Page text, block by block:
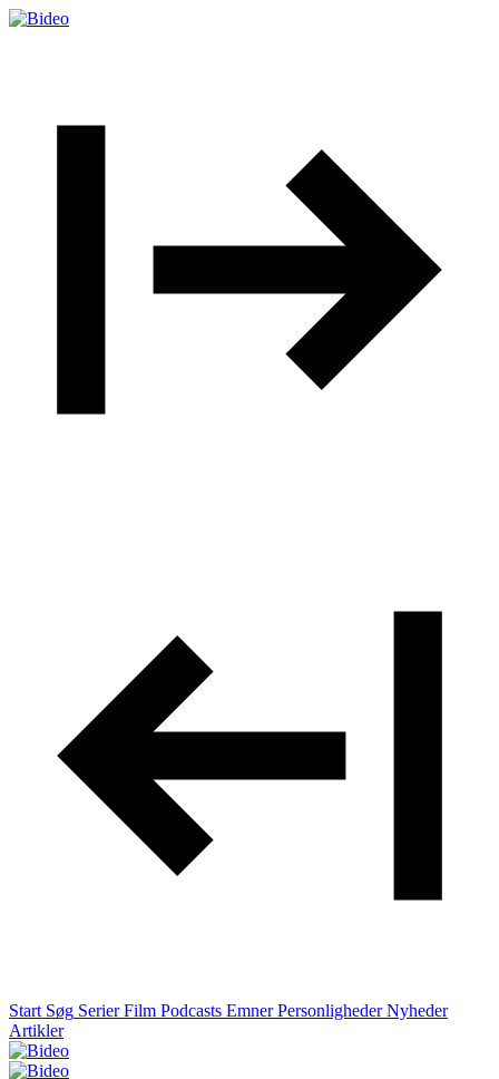
Start Søg Serier Film Podcasts Emner Personligheder Nyheder
Artikler